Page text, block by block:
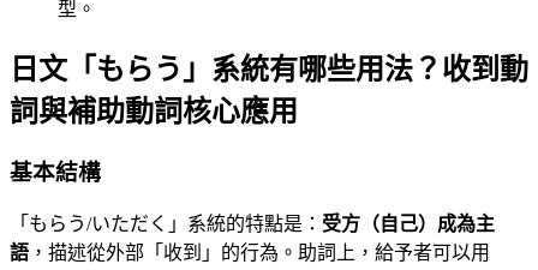
型。
日文「もらう」系統有哪些用法？收到動
詞與補助動詞核心應用
基本結構
「もらう/いただく」系統的特點是： 受方（自己）成為主
語 ，描述從外部「收到」的行為。助詞上，給予者可以用